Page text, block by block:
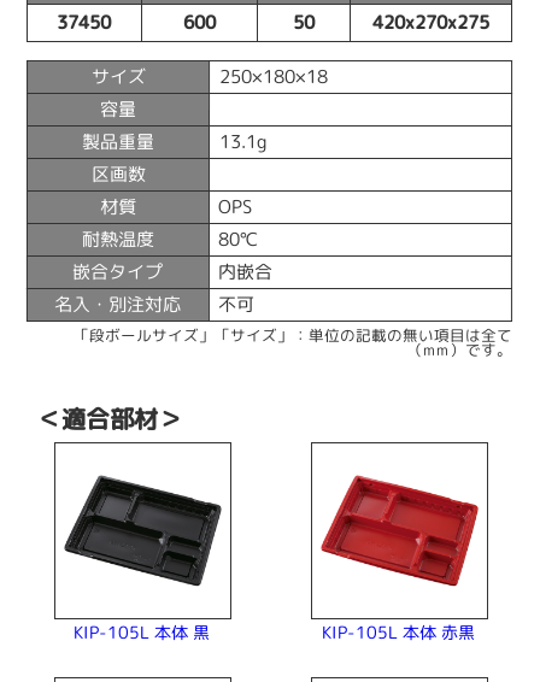
37450 600 50 420x270x275
サイズ 250×180×18
容量
製品重量 13.1g
区画数
材質 OPS
耐熱温度 80℃
嵌合タイプ 内嵌合
名入・別注対応 不可
「段ボールサイズ」「サイズ」：単位の記載の無い項目は全て
（mm）です。
＜適合部材＞
KIP-105L 本体 黒 KIP-105L 本体 赤黒